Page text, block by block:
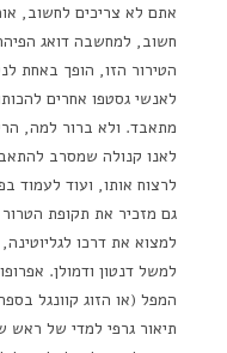
אתם לא צריכים לחשוב,
חשוב, למחשבה דואג
הטירור הזו, הופך באחת
לאנשי גסטפו אחרים
מתאבד. ולא ברור למה,
לאנו קנולה שמסרב
לרצוח אותו, ועוד לעמוד
גם מזכיר את תקופת
למצוא את דרכו
למשל דנטון ודמולן.
המפל (או הזוג קוונגל
תיאור גרפי למדי של